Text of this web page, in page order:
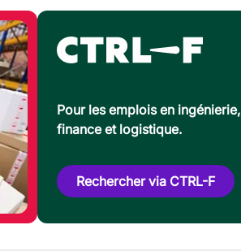
Pour les emplois en ingénierie,
finance et logistique.
Rechercher via CTRL-F